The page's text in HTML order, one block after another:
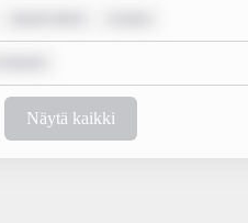
Näytä kaikki